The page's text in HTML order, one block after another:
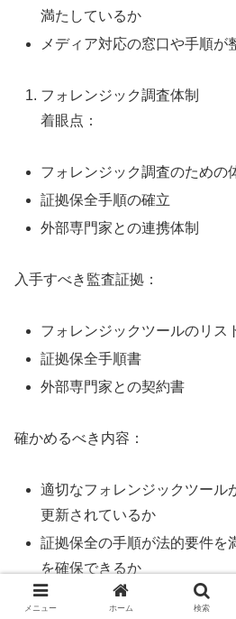
満たしているか
メディア対応の窓口や手順が
フォレンジック調査体制
着眼点：
フォレンジック調査のための
証拠保全手順の確立
外部専門家との連携体制
入手すべき監査証拠：
フォレンジックツールのリス
証拠保全手順書
外部専門家との契約書
確かめるべき内容：
適切なフォレンジックツール
更新されているか
証拠保全の手順が法的要件を
を確保できるか
高度な調査が必要な場合の外
メニュー ホーム 検索